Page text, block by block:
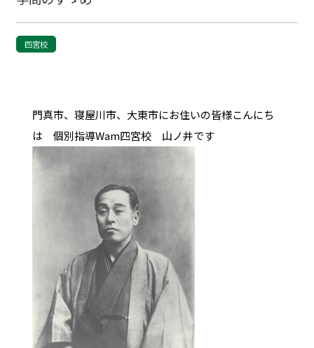
四宮校
門真市、寝屋川市、大東市にお住いの皆様こんにち
は 個別指導Wam四宮校 山ノ井です